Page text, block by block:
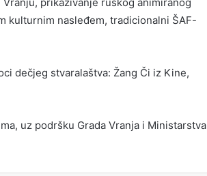
kulturnim nasleđem, tradicionalni ŠAF-
dečjeg stvaralaštva: Žang Či iz Kine,
uz podršku Grada Vranja i Ministarstva